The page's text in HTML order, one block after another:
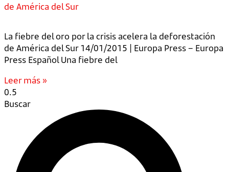
de América del Sur
La fiebre del oro por la crisis acelera la deforestación
de América del Sur 14/01/2015 | Europa Press – Europa
Press Español Una fiebre del
Leer más »
Buscar